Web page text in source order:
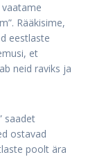
Rääkisime,
eestlaste
et
neid raviks ja
saadet
ostavad
poolt ära